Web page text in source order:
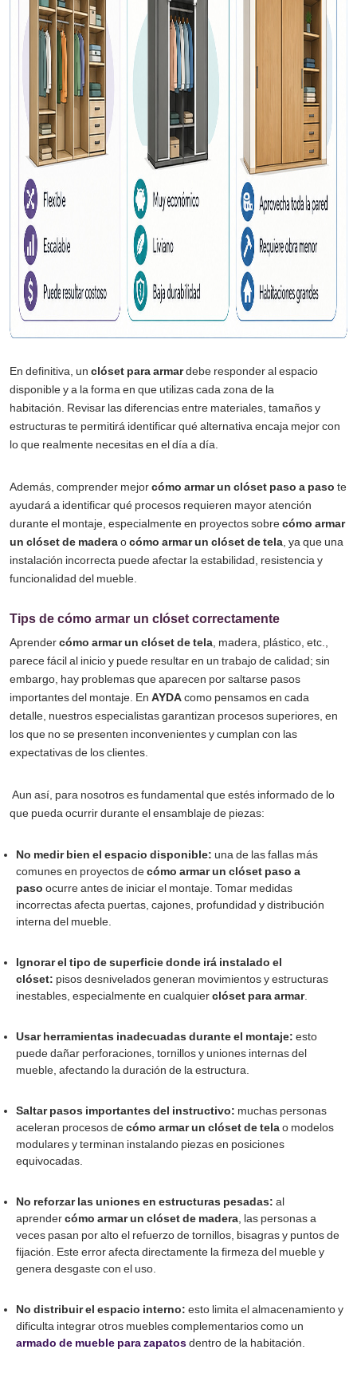
En definitiva, un clóset para armardebe responder al espacio
disponible y a la forma en que utilizas cada zona de la
habitación. Revisar las diferencias entre materiales, tamaños y
estructuras te permitirá identificar qué alternativa encaja mejor con
lo que realmente necesitas en el día a día.
Además, comprender mejorcómo armar un clóset paso a paso te
ayudará a identificar qué procesos requieren mayor atención
durante el montaje, especialmente en proyectos sobrecómo armar
un clóset de maderaocómo armar un clóset de tela , ya que una
instalación incorrecta puede afectar la estabilidad, resistencia y
funcionalidad del mueble.
Tips de cómo armar un clóset correctamente
Aprendercómo armar un clóset de tela , madera, plástico, etc.,
parece fácil al inicio y puede resultar en un trabajo de calidad; sin
embargo, hay problemas que aparecen por saltarse pasos
importantes del montaje. En AYDAcomo pensamos en cada
detalle, nuestros especialistas garantizan procesos superiores, en
los que no se presenten inconvenientes y cumplan con las
expectativas de los clientes.
Aun así, para nosotros es fundamental que estés informado de lo
que pueda ocurrir durante el ensamblaje de piezas:
No medir bien el espacio disponible: una de las fallas más
comunes en proyectos decómo armar un clóset paso a
paso ocurre antes de iniciar el montaje. Tomar medidas
incorrectas afecta puertas, cajones, profundidad y distribución
interna del mueble.
Ignorar el tipo de superficie donde irá instalado el
clóset: pisos desnivelados generan movimientos y estructuras
inestables, especialmente en cualquierclóset para armar.
Usar herramientas inadecuadas durante el montaje: esto
puede dañar perforaciones, tornillos y uniones internas del
mueble, afectando la duración de la estructura.
Saltar pasos importantes del instructivo: muchas personas
aceleran procesos decómo armar un clóset de telao modelos
modulares y terminan instalando piezas en posiciones
equivocadas.
No reforzar las uniones en estructuras pesadas: al
aprendercómo armar un clóset de madera , las personas a
veces pasan por alto el refuerzo de tornillos, bisagras y puntos de
fijación. Este error afecta directamente la firmeza del mueble y
genera desgaste con el uso.
No distribuir el espacio interno: esto limita el almacenamiento y
dificulta integrar otros muebles complementarios como un
armado de mueble para zapatosdentro de la habitación.